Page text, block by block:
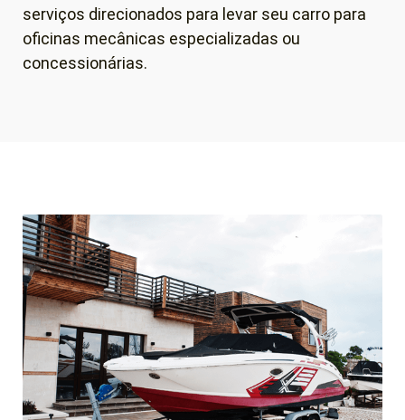
serviços direcionados para levar seu carro para
oficinas mecânicas especializadas ou
concessionárias.